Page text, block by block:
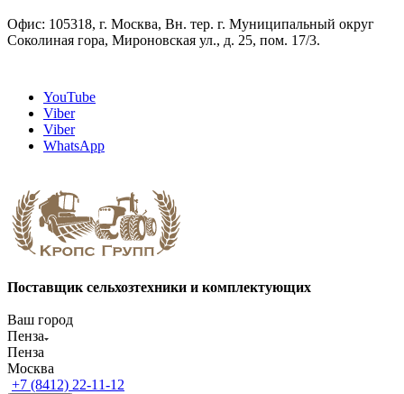
Офис: 105318, г. Москва, Вн. тер. г. Муниципальный округ
Соколиная гора, Мироновская ул., д. 25, пом. 17/3.
YouTube
Viber
Viber
WhatsApp
Поставщик сельхозтехники и комплектующих
Ваш город
Пенза
Пенза
Москва
+7 (8412) 22-11-12